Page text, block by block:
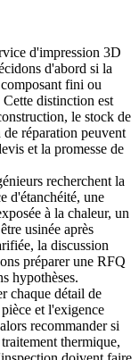
d'impression 3D
d'abord si la
fini ou
distinction est
le stock de
réparation peuvent
et la promesse de
recherchent la
d'étanchéité, une
à la chaleur, un
usinée après
la discussion
préparer une RFQ
hypothèses.
chaque détail de
et l'exigence
recommander si
thermique,